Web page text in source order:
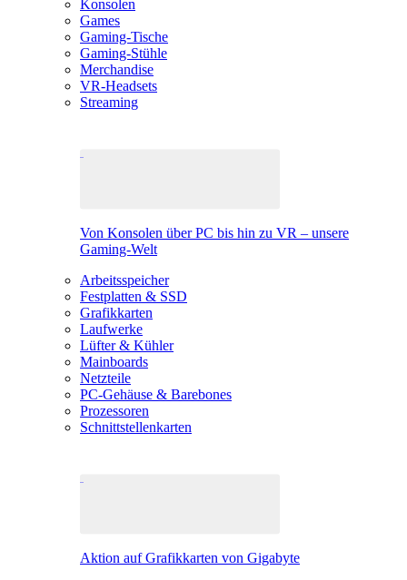
Konsolen
Games
Gaming-Tische
Gaming-Stühle
Merchandise
VR-Headsets
Streaming
Von Konsolen über PC bis hin zu VR – unsere
Gaming-Welt
Arbeitsspeicher
Festplatten & SSD
Grafikkarten
Laufwerke
Lüfter & Kühler
Mainboards
Netzteile
PC-Gehäuse & Barebones
Prozessoren
Schnittstellenkarten
Aktion auf Grafikkarten von Gigabyte